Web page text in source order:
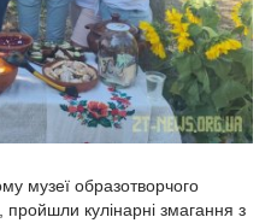
музеї образотворчого
кулінарні змагання з